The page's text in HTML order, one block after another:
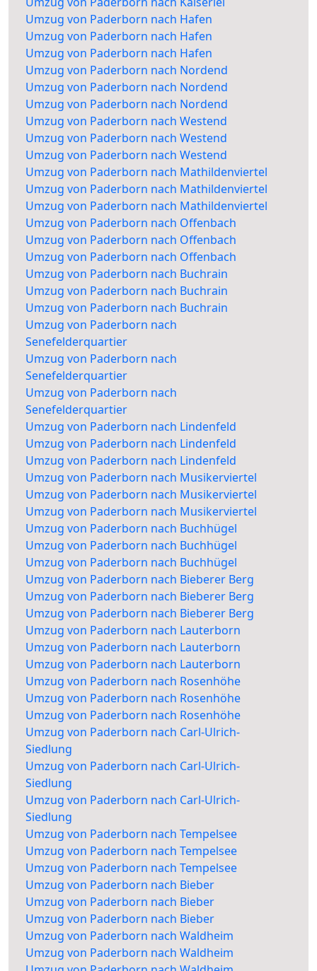
Umzug von Paderborn nach Hafen
Umzug von Paderborn nach Hafen
Umzug von Paderborn nach Hafen
Umzug von Paderborn nach Nordend
Umzug von Paderborn nach Nordend
Umzug von Paderborn nach Nordend
Umzug von Paderborn nach Westend
Umzug von Paderborn nach Westend
Umzug von Paderborn nach Westend
Umzug von Paderborn nach Mathildenviertel
Umzug von Paderborn nach Mathildenviertel
Umzug von Paderborn nach Mathildenviertel
Umzug von Paderborn nach Offenbach
Umzug von Paderborn nach Offenbach
Umzug von Paderborn nach Offenbach
Umzug von Paderborn nach Buchrain
Umzug von Paderborn nach Buchrain
Umzug von Paderborn nach Buchrain
Umzug von Paderborn nach
Senefelderquartier
Umzug von Paderborn nach
Senefelderquartier
Umzug von Paderborn nach
Senefelderquartier
Umzug von Paderborn nach Lindenfeld
Umzug von Paderborn nach Lindenfeld
Umzug von Paderborn nach Lindenfeld
Umzug von Paderborn nach Musikerviertel
Umzug von Paderborn nach Musikerviertel
Umzug von Paderborn nach Musikerviertel
Umzug von Paderborn nach Buchhügel
Umzug von Paderborn nach Buchhügel
Umzug von Paderborn nach Buchhügel
Umzug von Paderborn nach Bieberer Berg
Umzug von Paderborn nach Bieberer Berg
Umzug von Paderborn nach Bieberer Berg
Umzug von Paderborn nach Lauterborn
Umzug von Paderborn nach Lauterborn
Umzug von Paderborn nach Lauterborn
Umzug von Paderborn nach Rosenhöhe
Umzug von Paderborn nach Rosenhöhe
Umzug von Paderborn nach Rosenhöhe
Umzug von Paderborn nach Carl-Ulrich-
Siedlung
Umzug von Paderborn nach Carl-Ulrich-
Siedlung
Umzug von Paderborn nach Carl-Ulrich-
Siedlung
Umzug von Paderborn nach Tempelsee
Umzug von Paderborn nach Tempelsee
Umzug von Paderborn nach Tempelsee
Umzug von Paderborn nach Bieber
Umzug von Paderborn nach Bieber
Umzug von Paderborn nach Bieber
Umzug von Paderborn nach Waldheim
Umzug von Paderborn nach Waldheim